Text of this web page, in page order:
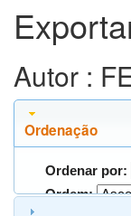
Autor :
Ordenação
Ordenar por:
Ordem: